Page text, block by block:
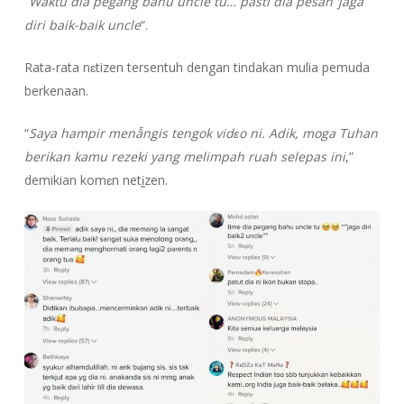
diri baik-baik uncle“.
Rata-rata nɛtizen tersentuh dengan tindakan mulia pemuda
berkenaan.
“Saya hampir menẫngis tengok vidɛo ni. Adik, moga Tuhan
berikan kamu rezeki yang melimpah ruah selepas ini,”
demikian komɛn netḭzen.